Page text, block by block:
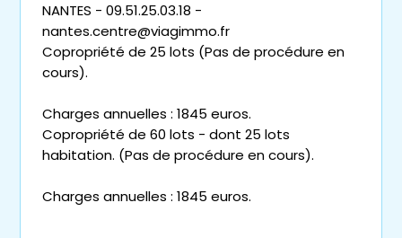
NANTES - 09.51.25.03.18 -
nantes.centre@viagimmo.fr
Copropriété de 25 lots (Pas de procédure en
cours).
Charges annuelles : 1845 euros.
Copropriété de 60 lots - dont 25 lots
habitation. (Pas de procédure en cours).
Charges annuelles : 1845 euros.